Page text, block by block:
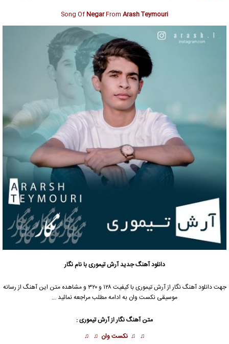
Song OfNegarFrom Arash Teymouri
دانلود آهنگ جدیدآرش تیموریبا نام نگار
جهت دانلود آهنگ نگار ازآرش تیموری
با کیفیت ۱۲۸ و ۳۲۰ و مشاهده متن این آهنگ از رسانه
موسیقی نکست وان به ادامه مطلب مراجعه نمائید …
متن آهنگ نگار ازآرش تیموری:
♫ ♫ نکست وان ♫ ♫